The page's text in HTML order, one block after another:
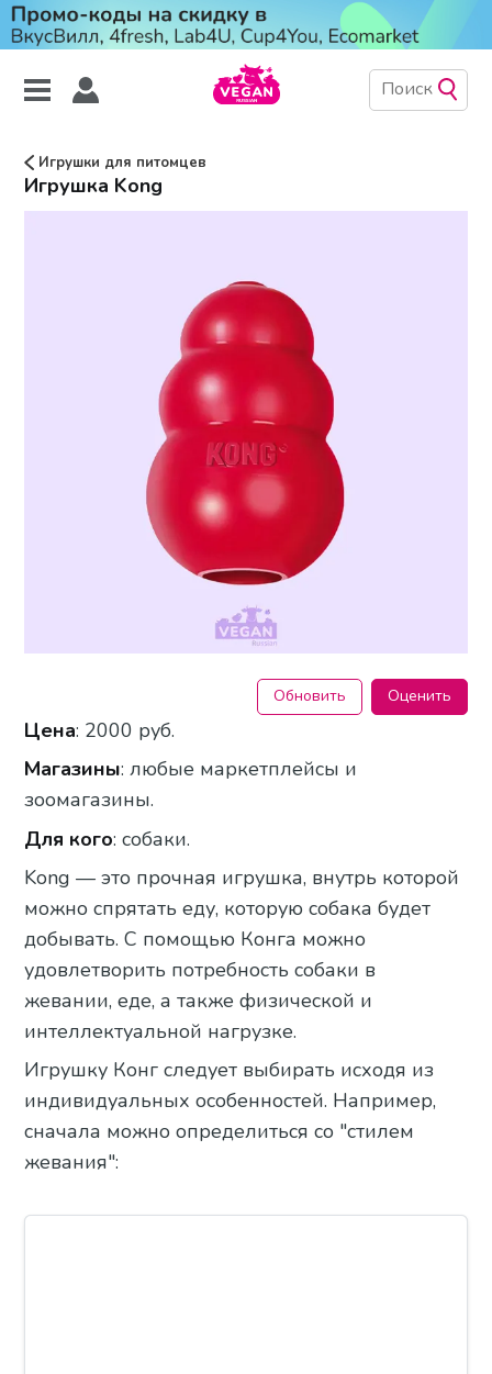
Игрушки для питомцев
Игрушка Kong
Обновить Оценить
Цена: 2000 руб.
Магазины: любые маркетплейсы и
зоомагазины.
Для кого: собаки.
Kong — это прочная игрушка, внутрь которой
можно спрятать еду, которую собака будет
добывать. С помощью Конга можно
удовлетворить потребность собаки в
жевании, еде, а также физической и
интеллектуальной нагрузке.
Игрушку Конг следует выбирать исходя из
индивидуальных особенностей. Например,
сначала можно определиться со "стилем
жевания":